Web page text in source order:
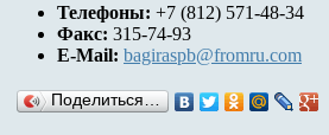
Телефоны: +7 (812) 571-48-34
Факс: 315-74-93
E-Mail: bagiraspb@fromru.com
Поделиться…